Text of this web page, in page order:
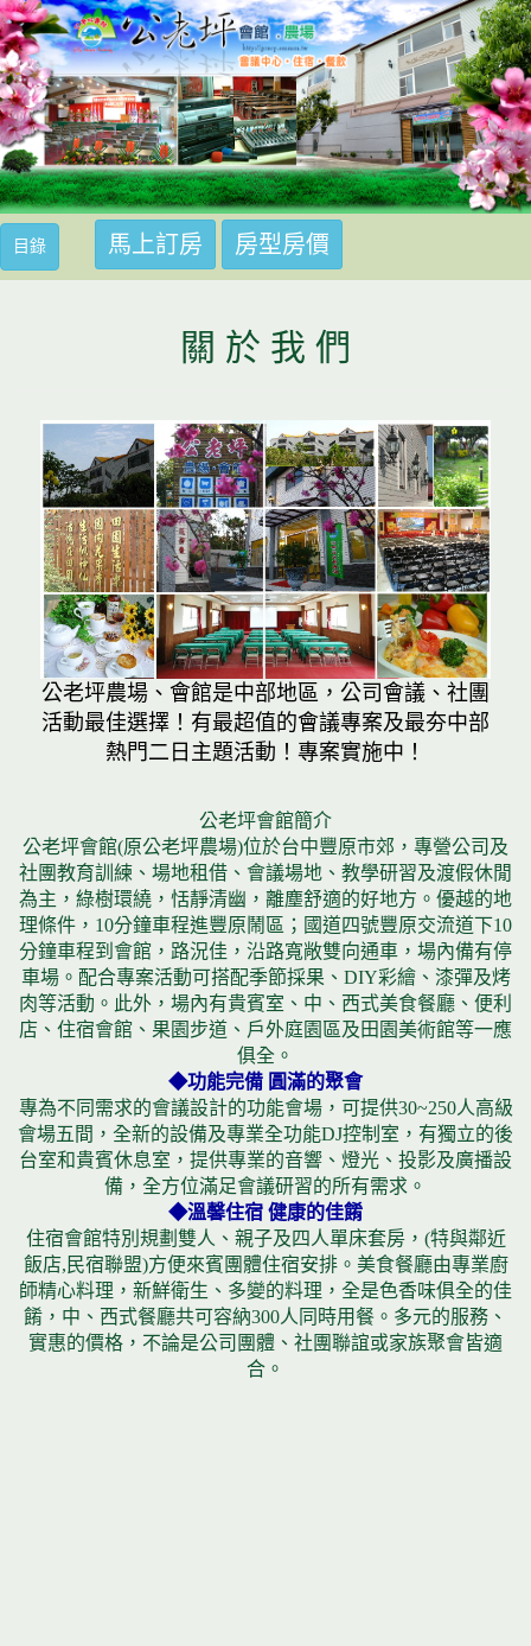
目錄馬上訂房馬上訂房 房型房價
關 於 我 們
公老坪農場、會館是中部地區，公司會議、社團
活動最佳選擇！有最超值的會議專案及最夯中部
熱門二日主題活動！專案實施中！
公老坪會館簡介
公老坪會館(原公老坪農場)位於台中豐原市郊，專營公司及
社團教育訓練、場地租借、會議場地、教學研習及渡假休閒
為主，綠樹環繞，恬靜清幽，離塵舒適的好地方。優越的地
理條件，10分鐘車程進豐原鬧區；國道四號豐原交流道下10
分鐘車程到會館，路況佳，沿路寬敞雙向通車，場內備有停
車場。配合專案活動可搭配季節採果、DIY彩繪、漆彈及烤
肉等活動。此外，場內有貴賓室、中、西式美食餐廳、便利
店、住宿會館、果園步道、戶外庭園區及田園美術館等一應
俱全。
◆功能完備 圓滿的聚會
專為不同需求的會議設計的功能會場，可提供30~250人高級
會場五間，全新的設備及專業全功能DJ控制室，有獨立的後
台室和貴賓休息室，提供專業的音響、燈光、投影及廣播設
備，全方位滿足會議研習的所有需求。
◆溫馨住宿 健康的佳餚
住宿會館特別規劃雙人、親子及四人單床套房，(特與鄰近
飯店,民宿聯盟)方便來賓團體住宿安排。美食餐廳由專業廚
師精心料理，新鮮衛生、多變的料理，全是色香味俱全的佳
餚，中、西式餐廳共可容納300人同時用餐。多元的服務、
實惠的價格，不論是公司團體、社團聯誼或家族聚會皆適
合。